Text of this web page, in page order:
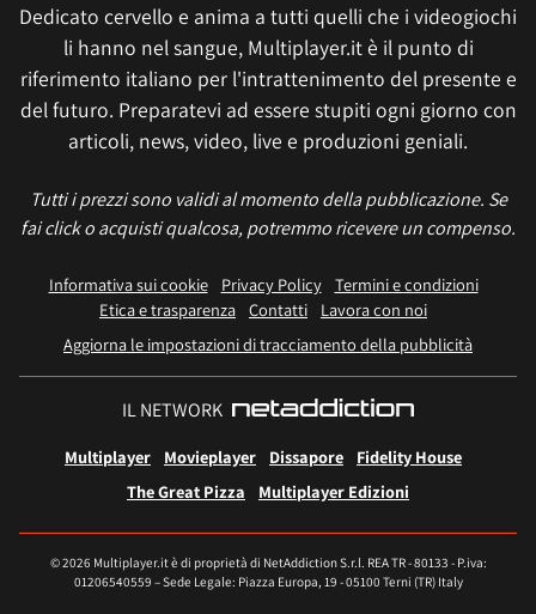
Dedicato cervello e anima a tutti quelli che i videogiochi
li hanno nel sangue, Multiplayer.it è il punto di
riferimento italiano per l'intrattenimento del presente e
del futuro. Preparatevi ad essere stupiti ogni giorno con
articoli, news, video, live e produzioni geniali.
Tutti i prezzi sono validi al momento della pubblicazione. Se
fai click o acquisti qualcosa, potremmo ricevere un compenso.
Informativa sui cookie Privacy Policy
Termini e condizioni
Etica e trasparenza Contatti
Lavora con noi
Aggiorna le impostazioni di tracciamento della pubblicità
IL NETWORK
Multiplayer Movieplayer Dissapore
Fidelity House
The Great Pizza
Multiplayer Edizioni
© 2026 Multiplayer.it è di proprietà di NetAddiction S.r.l. REA TR - 80133 - P.iva:
01206540559 – Sede Legale: Piazza Europa, 19 - 05100 Terni (TR) Italy